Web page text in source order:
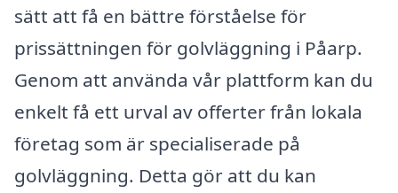
sätt att få en bättre förståelse för
prissättningen för golvläggning i Påarp.
Genom att använda vår plattform kan du
enkelt få ett urval av offerter från lokala
företag som är specialiserade på
golvläggning. Detta gör att du kan